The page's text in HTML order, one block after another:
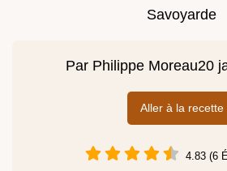
Savoyarde
Par Philippe Moreau20
Aller à la recette
4.83 (6